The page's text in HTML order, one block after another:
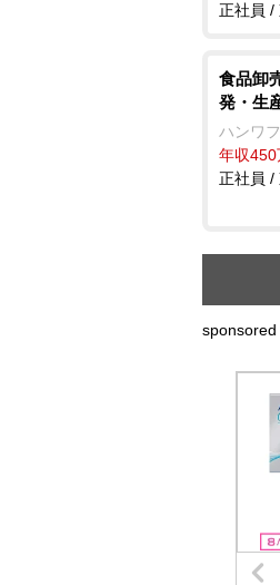
正社員 /
食品卸
発・生
ハンワ
年収450
正社員 /
sponsored